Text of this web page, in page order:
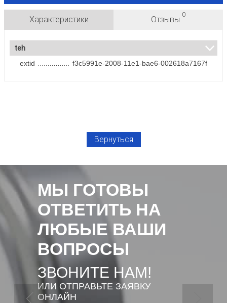
Характеристики Отзывы
0
teh
extid
f3c5991e-2008-11e1-bae6-002618a7167f
Вернуться
МЫ ГОТОВЫ
ОТВЕТИТЬ НА
ЛЮБЫЕ ВАШИ
ВОПРОСЫ
ЗВОНИТЕ НАМ!
ИЛИ ОТПРАВЬТЕ ЗАЯВКУ
ОНЛАЙН